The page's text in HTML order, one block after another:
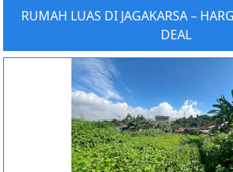
RUMAH LUAS DI JAGAKARSA –
DEAL